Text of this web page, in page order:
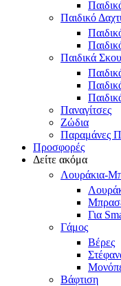
Παιδικό
Παιδικά
Παναγίτσες
Ζώδια
Παραμάνες
Προσφορές
Δείτε ακόμα
Λουράκια-
Για
Γάμος
Βέρες
Βάφτιση